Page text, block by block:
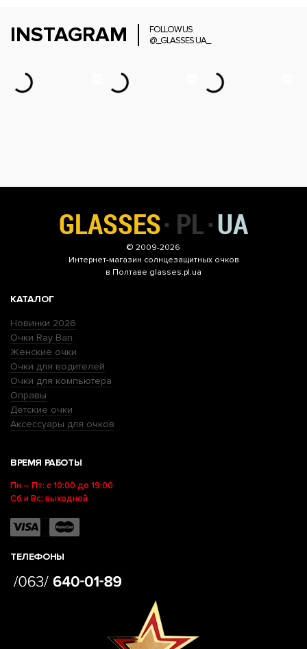
INSTAGRAM
FOLLOW US
@_GLASSES.UA_
© 2009-2026
Интернет-магазин солнцезащитных очков
в Полтаве glasses.pl.ua
КАТАЛОГ
Новинки 2026
Очки Ray Ban
Женские очки
Очки для водителей
Очки для компьютера
Оправы
Детские очки
Аксессуары для очков
ВРЕМЯ РАБОТЫ
Пн – Пт: с 10:00 до 19:00
Сб и Вс: выходной
ТЕЛЕФОНЫ